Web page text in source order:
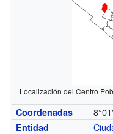
Localización del Centro
Coordenadas
Entidad